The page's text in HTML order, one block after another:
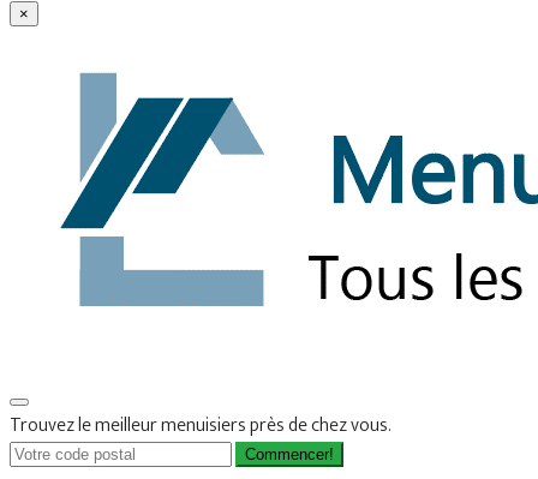
×
Trouvez le meilleur menuisiers près de chez vous.
Commencer!